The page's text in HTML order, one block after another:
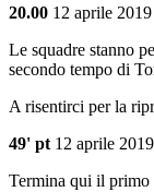
20.00 12 aprile
Le squadre stanno
secondo tempo di
A risentirci per la
49' pt 12 aprile
Termina qui il primo